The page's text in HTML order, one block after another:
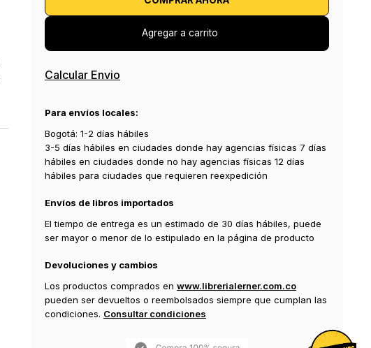
Calcular Envio
Para envíos locales:
Bogotá: 1-2 días hábiles
hábiles en ciudades donde no hay agencias físicas 12 días
hábiles para ciudades que requieren reexpedición
El tiempo de entrega es un estimado de 30 días hábiles, puede
ser mayor o menor de lo estipulado en la página de producto
Devoluciones y cambios
pueden ser devueltos o reembolsados siempre que cumplan las